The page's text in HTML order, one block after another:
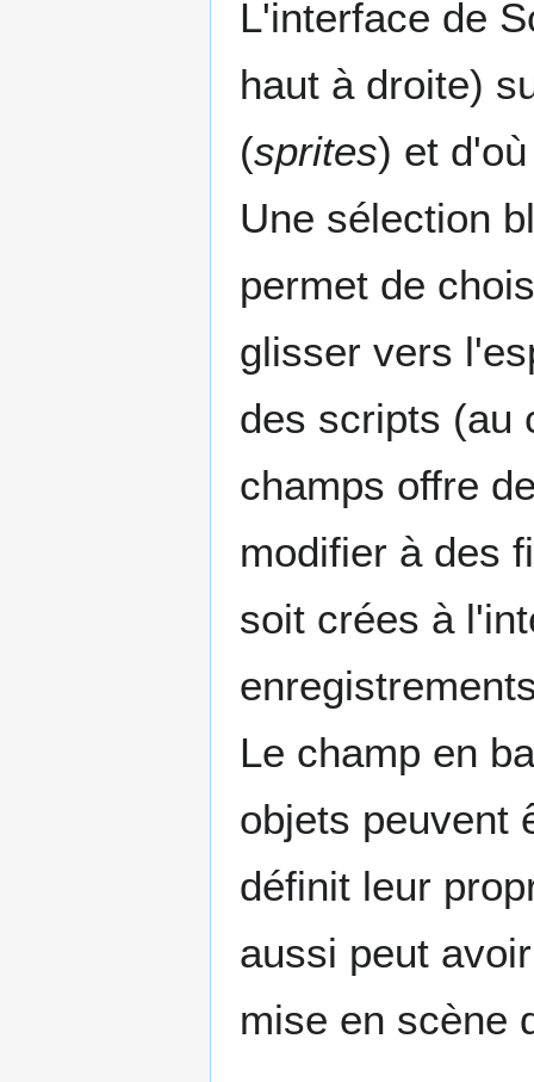
L'interface de
haut à droite)
(sprites) et
Une sélection
permet de
glisser vers
des scripts (au
champs offre
modifier à des
soit crées à
Le champ en
objets peuvent
définit leur
aussi peut
mise en scène